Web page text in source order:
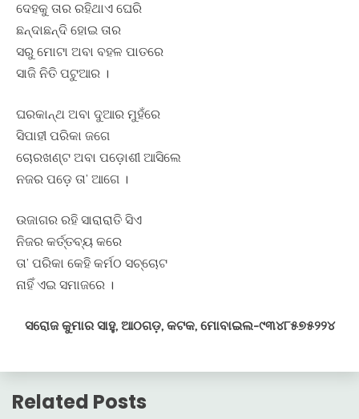
ଦେହକୁ ତାର ରହିଥାଏ ଘେରି
ଛନ୍ଦାଛନ୍ଦି ହୋଇ ତାର
ସରୁ ମୋଟା ଅବା ବହଳ ପାତରେ
ସାଜି ନିତି ପଟୁଆର ।
ଘରକାନ୍ଥ ଅବା ଦୁଆର ମୁହଁରେ
ସିପାହୀ ପରିକା ଜଗେ
ଚୋରଖଣ୍ଟ ଅବା ପଡ଼ୋଶୀ ଆସିଲେ
ନଜର ପଡ଼େ ତା’ ଆଗେ ।
ଉଜାଗର ରହି ସାରାରାତି ସିଏ
ନିଜର କର୍ତ୍ତବ୍ୟ କରେ
ତା’ ପରିକା କେହି କର୍ମଠ ସଚ୍ଚୋଟ
ନାହିଁ ଏଇ ସମାଜରେ ।
ସରୋଜ କୁମାର ସାହୁ, ଆଠଗଡ଼, କଟକ, ମୋବାଇଲ-୯୩୪୮୫୭୫୨୨୪
Related Posts